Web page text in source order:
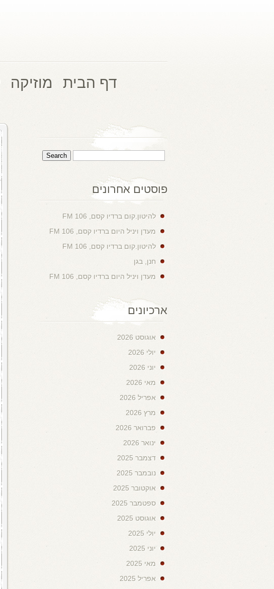
דף הבית מוזיקה
פוסטים אחרונים
להיטון.קום ברדיו קסם, 106 FM
מעדן ויניל היום ברדיו קסם, 106 FM
להיטון.קום ברדיו קסם, 106 FM
חנן, בגן
מעדן ויניל היום ברדיו קסם, 106 FM
ארכיונים
אוגוסט 2026
יולי 2026
יוני 2026
מאי 2026
אפריל 2026
מרץ 2026
פברואר 2026
ינואר 2026
דצמבר 2025
נובמבר 2025
אוקטובר 2025
ספטמבר 2025
אוגוסט 2025
יולי 2025
יוני 2025
מאי 2025
אפריל 2025